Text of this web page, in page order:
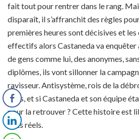
fait tout pour rentrer dans le rang.
disparaît, il s’affranchit des règles
premières heures sont décisives et
effectifs alors Castaneda va enquêter
de gens comme lui, des anonymes,
diplômes, ils vont sillonner la
ravisseur. Antisystème, rois de la
gens, et si Castaneda et son équipe
pour la retrouver ? Cette histoire est
faits réels.